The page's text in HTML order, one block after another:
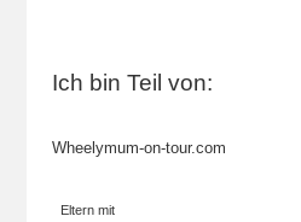
Ich bin Teil von:
Wheelymum-on-tour.com
Eltern mit